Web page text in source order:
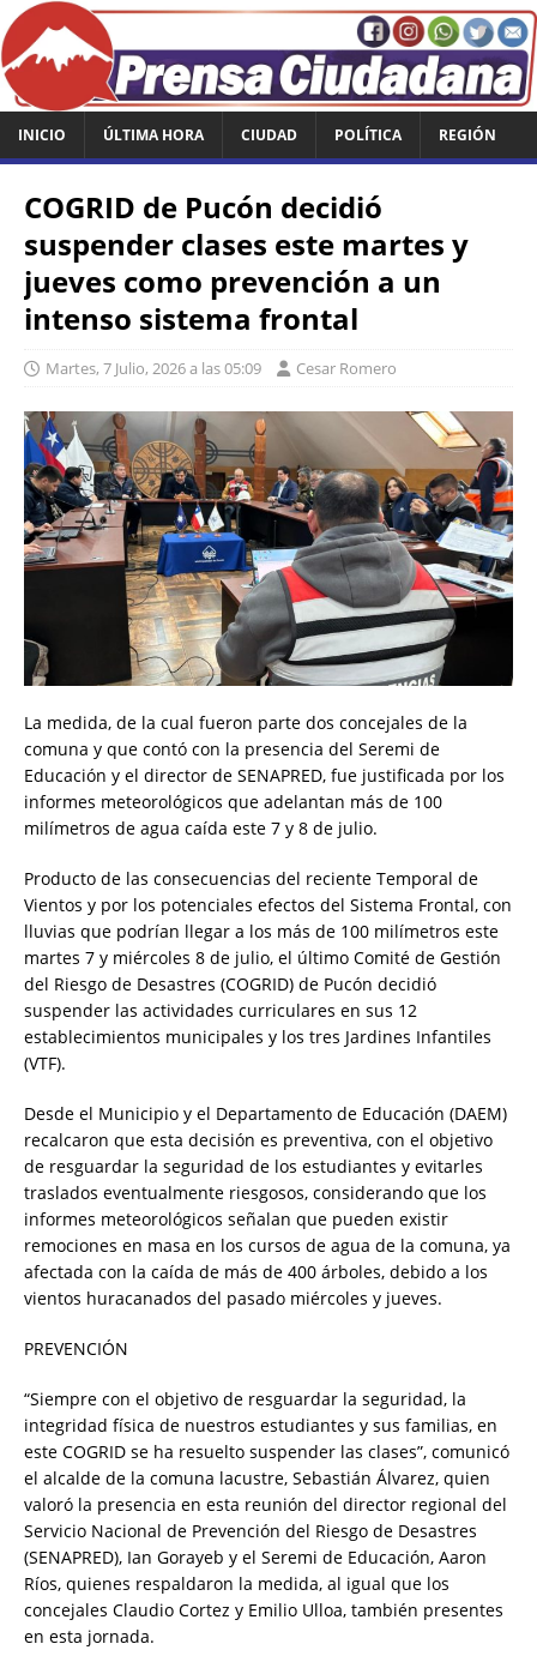
INICIO ÚLTIMA HORA CIUDAD POLÍTICA REGIÓN
COGRID de Pucón decidió
suspender clases este martes y
jueves como prevención a un
intenso sistema frontal
Martes, 7 Julio, 2026 a las 05:09 Cesar Romero
La medida, de la cual fueron parte dos concejales de la
comuna y que contó con la presencia del Seremi de
Educación y el director de SENAPRED, fue justificada por los
informes meteorológicos que adelantan más de 100
milímetros de agua caída este 7 y 8 de julio.
Producto de las consecuencias del reciente Temporal de
Vientos y por los potenciales efectos del Sistema Frontal, con
lluvias que podrían llegar a los más de 100 milímetros este
martes 7 y miércoles 8 de julio, el último Comité de Gestión
del Riesgo de Desastres (COGRID) de Pucón decidió
suspender las actividades curriculares en sus 12
establecimientos municipales y los tres Jardines Infantiles
(VTF).
Desde el Municipio y el Departamento de Educación (DAEM)
recalcaron que esta decisión es preventiva, con el objetivo
de resguardar la seguridad de los estudiantes y evitarles
traslados eventualmente riesgosos, considerando que los
informes meteorológicos señalan que pueden existir
remociones en masa en los cursos de agua de la comuna, ya
afectada con la caída de más de 400 árboles, debido a los
vientos huracanados del pasado miércoles y jueves.
PREVENCIÓN
“Siempre con el objetivo de resguardar la seguridad, la
integridad física de nuestros estudiantes y sus familias, en
este COGRID se ha resuelto suspender las clases”, comunicó
el alcalde de la comuna lacustre, Sebastián Álvarez, quien
valoró la presencia en esta reunión del director regional del
Servicio Nacional de Prevención del Riesgo de Desastres
(SENAPRED), Ian Gorayeb y el Seremi de Educación, Aaron
Ríos, quienes respaldaron la medida, al igual que los
concejales Claudio Cortez y Emilio Ulloa, también presentes
en esta jornada.